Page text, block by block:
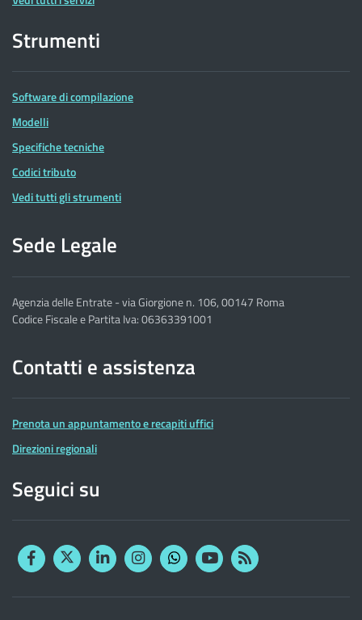
Strumenti
Software di compilazione
Modelli
Specifiche tecniche
Codici tributo
Vedi tutti gli strumenti
Sede Legale
Agenzia delle Entrate - via Giorgione n. 106, 00147 Roma
Codice Fiscale e Partita Iva: 06363391001
Contatti e assistenza
Prenota un appuntamento e recapiti uffici
Direzioni regionali
Seguici su
FacebookTwitterLinkedinInstagram
YouTubeRSS